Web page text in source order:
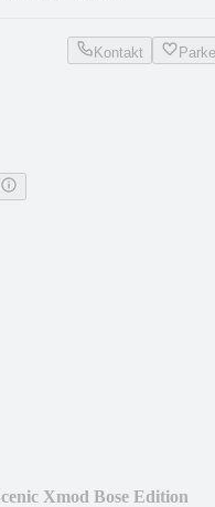
Kontakt
Xmod Bose Edition